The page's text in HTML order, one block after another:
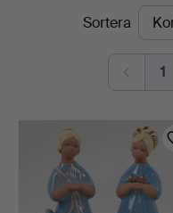
Auktioner
PågåendeSortera
1